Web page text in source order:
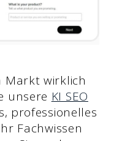
Markt wirklich
unsere KI SEO
professionelles
Fachwissen